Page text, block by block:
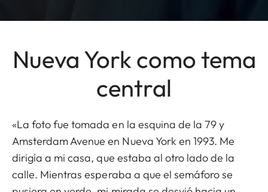
Nueva York como tema
central
«La foto fue tomada en la esquina de la 79 y
Amsterdam Avenue en Nueva York en 1993. Me
dirigía a mi casa, que estaba al otro lado de la
calle. Mientras esperaba a que el semáforo se